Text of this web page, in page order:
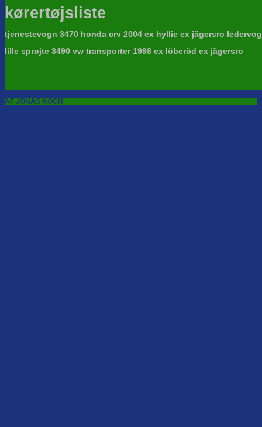
kørertøjsliste
tjenestevogn 3470 honda crv 2004 ex hyllie ex jägersro
lille sprøjte 3490 vw transporter 1998 ex löberöd ex jägersro
AF JONAS KOCH